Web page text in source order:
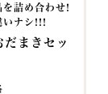
を詰め合わせ!
いナシ!!!
まきセッ